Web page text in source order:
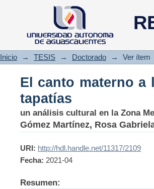
El canto materno
Inicio → TESIS → Doctorado → Ver ítem
El canto materno a
tapatías
un análisis cultural en la Zona
Gómez Martínez, Rosa
URI: http://hdl.handle.net/11317/2109
Fecha: 2021-04
Resumen: